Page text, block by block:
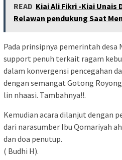
READ Kiai Ali Fikri -Kiai Unais
Relawan pendukung Saat
Pada prinsipnya pemerintah
support penuh terkait ragam
dalam konvergensi pencegahan
dengan semangat Gotong
lin nhaasi. Tambahnya!!.
Kemudian acara dilanjut dengan
dari narasumber Ibu Qomariyah
dan doa penutup.
( Budhi H).